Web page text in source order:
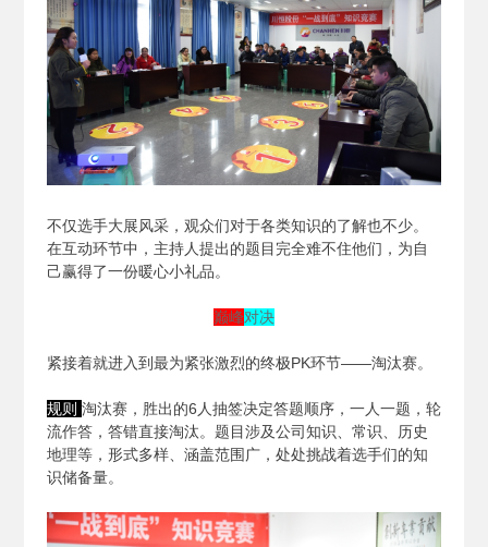
不仅选手大展风采，观众们对于各类知识的了解也不少。
在互动环节中，主持人提出的题目完全难不住他们，为自
己赢得了一份暖心小礼品。
巅峰对决
紧接着就进入到最为紧张激烈的终极PK环节——淘汰赛。
规则 淘汰赛，胜出的6人抽签决定答题顺序，一人一题，轮
流作答，答错直接淘汰。题目涉及公司知识、常识、历史
地理等，形式多样、涵盖范围广，处处挑战着选手们的知
识储备量。